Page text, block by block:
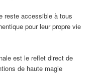
reste accessible à tous
pour leur propre vie
est le reflet direct de
de haute magie